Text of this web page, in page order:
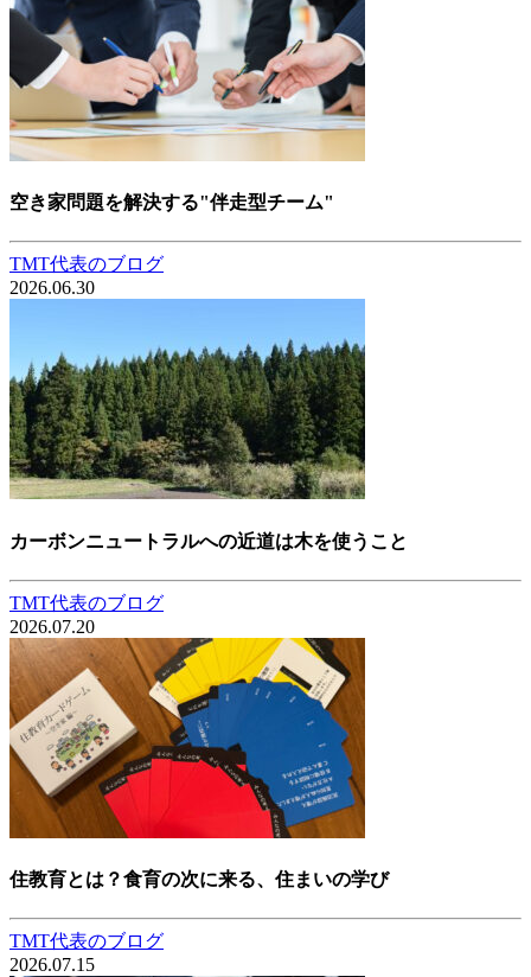
空き家問題を解決する"伴走型チーム"
TMT代表のブログ
2026.06.30
カーボンニュートラルへの近道は木を使うこと
TMT代表のブログ
2026.07.20
住教育とは？食育の次に来る、住まいの学び
TMT代表のブログ
2026.07.15